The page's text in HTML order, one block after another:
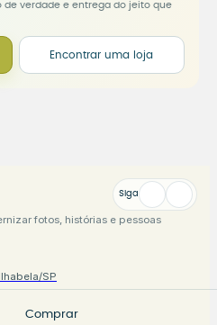
verdade e entrega do jeito que
Encontrar uma loja
Siga
fotos, histórias e pessoas
SP
Comprar